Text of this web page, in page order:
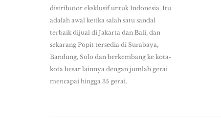
distributor eksklusif untuk Indonesia. Itu
adalah awal ketika salah satu sandal
terbaik dijual di Jakarta dan Bali, dan
sekarang Popit tersedia di Surabaya,
Bandung, Solo dan berkembang ke kota-
kota besar lainnya dengan jumlah gerai
mencapai hingga 35 gerai.